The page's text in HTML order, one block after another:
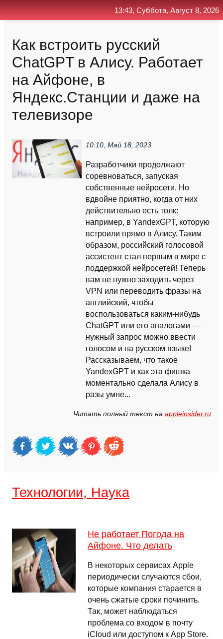
Как встроить русский
ChatGPT в Алису. Работает
на Айфоне, в
Яндекс.Станции и даже на
телевизоре
10:10, Май 18, 2023
Разработчики продолжают
соревноваться, запуская
собственные нейросети. Но
вдвойне приятно, когда от них
действительно есть толк:
например, в YandexGPT, которую
встроили прямо в Алису. Таким
образом, российский голосовой
ассистент стал первым в мире с
поддержкой нейросетей! Теперь
вам не нужно заходить через
VPN или переводить фразы на
английский, чтобы
воспользоваться каким-нибудь
ChatGPT или его аналогами —
нужный запрос можно ввести
голосом и на русском языке!
Рассказываем, что такое
YandexGPT и как эта фишка
моментально сделала Алису в
разы умне...
Читать полный текст на appleinsider.ru
Технологии, Наука
Не работает Погода на
Айфоне. Что делать
В некоторых сервисах Apple
периодически случаются сбои,
которые компания старается в
очень сжатые сроки починить.
Так, может наблюдаться
проблема со входом в почту
iCloud или доступом к App Store.
13:43, Суббота, Август 8, 2026